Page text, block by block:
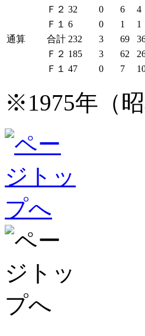
Ｆ２ 32 0 6 4
Ｆ１
6 0 1 1
通算
合計 232 3 69
Ｆ２ 185 3 62
Ｆ１
47 0 7
※1975年（